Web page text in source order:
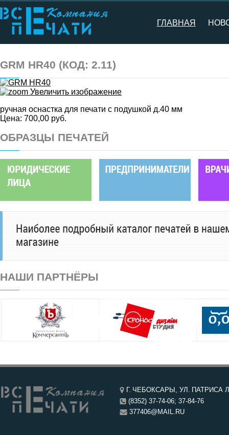
ГЛАВНАЯ
GRM HR40 (КОД: 2.11)
Увеличить изображение
ручная оснастка для печати с подушкой д.40 мм
Цена: 700,00 руб.
ОБРАЗЦЫ ПЕЧАТЕЙ
НАШИ ПАРТНЁРЫ
Г. ЧЕБОКСАРЫ, УЛ. ПАТРИСА
(8352) 37-74-06; 37-84-76
377406@MAIL.RU